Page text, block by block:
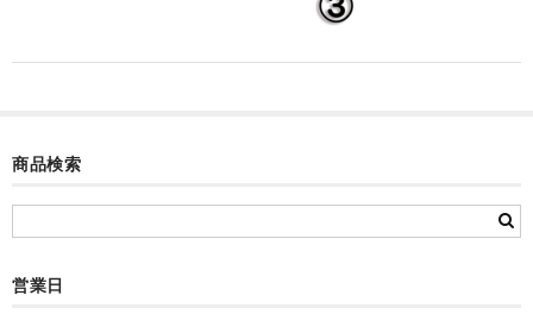
お絵かきギャラリー
卒園DVDアルバム
商品検索
営業日